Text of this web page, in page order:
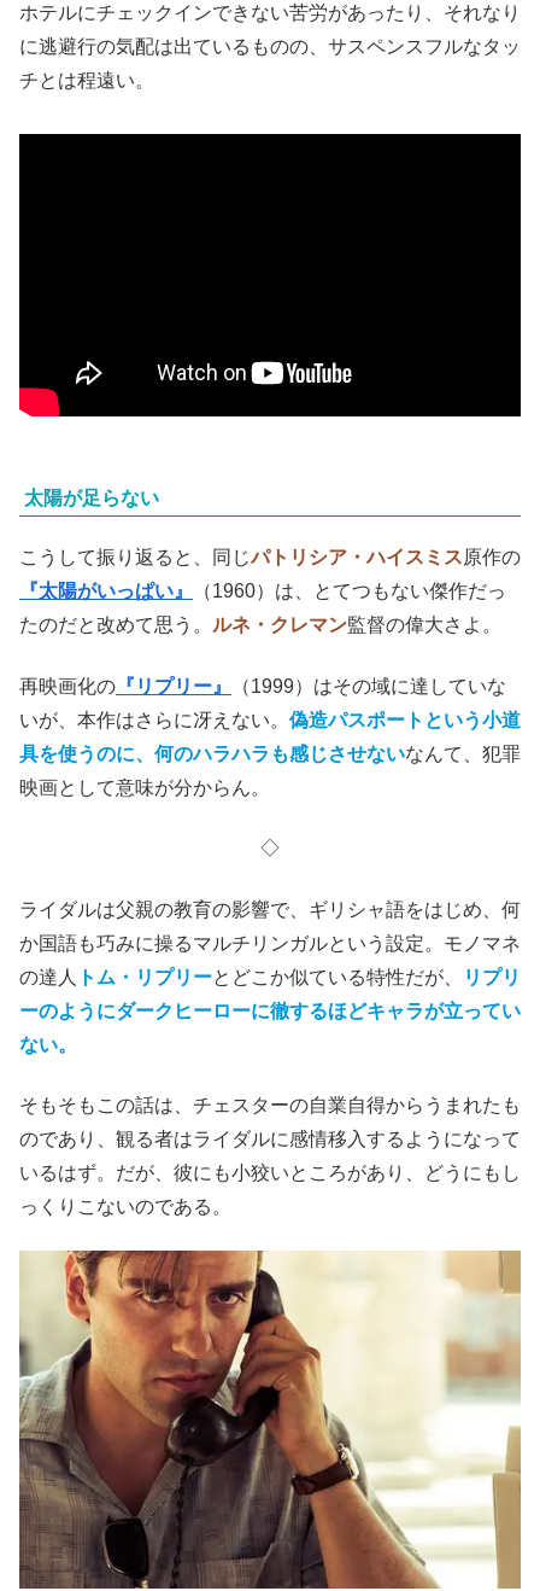
ホテルにチェックインできない苦労があったり、それなり
に逃避行の気配は出ているものの、サスペンスフルなタッ
チとは程遠い。
太陽が足らない
こうして振り返ると、同じパトリシア・ハイスミス原作の
『太陽がいっぱい』
（1960）は、とてつもない傑作だっ
たのだと改めて思う。 ルネ・クレマン監督の偉大さよ。
再映画化の 『リプリー』
（1999）はその域に達していな
いが、本作はさらに冴えない。 偽造パスポートという小道
具を使うのに、何のハラハラも感じさせないなんて、犯罪
映画として意味が分からん。
◇
ライダルは父親の教育の影響で、ギリシャ語をはじめ、何
か国語も巧みに操るマルチリンガルという設定。モノマネ
の達人
トム・リプリーとどこか似ている特性だが、
リプリ
ーのようにダークヒーローに徹するほどキャラが立ってい
ない。
そもそもこの話は、チェスターの自業自得からうまれたも
のであり、観る者はライダルに感情移入するようになって
いるはず。だが、彼にも小狡いところがあり、どうにもし
っくりこないのである。